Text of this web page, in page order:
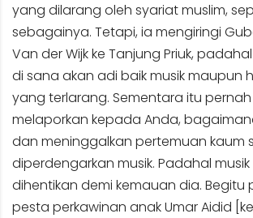
yang dilarang oleh syariat muslim,
sebagainya. Tetapi, ia mengiringi
Van der Wijk ke Tanjung Priuk,
di sana akan adi baik musik maupun
yang terlarang. Sementara itu
melaporkan kepada Anda,
dan meninggalkan pertemuan kaum
diperdengarkan musik. Padahal
dihentikan demi kemauan dia. Begitu
pesta perkawinan anak Umar Aidid